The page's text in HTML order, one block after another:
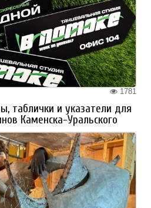
1781
таблички и указатели для
Каменска-Уральского